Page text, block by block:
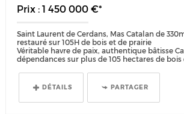
Prix : 1 450 000 €*
Saint Laurent de Cerdans, Mas Catalan de
restauré sur 105H de bois et de prairie
Véritable havre de paix, authentique bâtisse
dépendances sur plus de 105 hectares de bois
DÉTAILS PARTAGER